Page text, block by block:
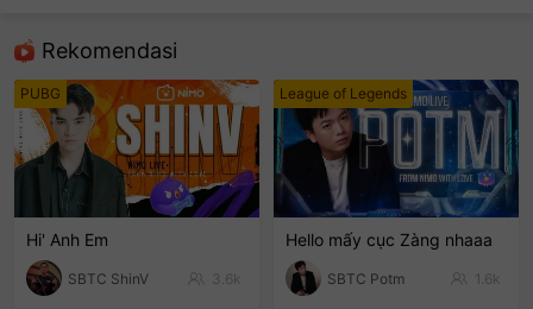
Rekomendasi
PUBG
Hi' Anh Em
SBTC ShinV 3.6k
League of Legends
Hello mấy cục Zàng nhaaa
SBTC Potm 1.6k